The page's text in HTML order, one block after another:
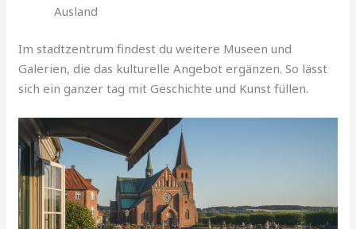
Ausland
Im stadtzentrum findest du weitere Museen und
Galerien, die das kulturelle Angebot ergänzen. So lässt
sich ein ganzer tag mit Geschichte und Kunst füllen.